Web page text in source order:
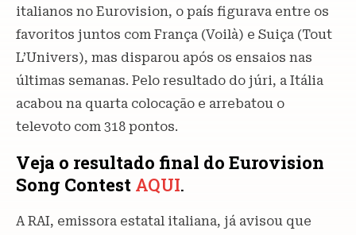
italianos no Eurovision, o país figurava entre os
favoritos juntos com França (Voilà) e Suiça (Tout
L’Univers), mas disparou após os ensaios nas
últimas semanas. Pelo resultado do júri, a Itália
acabou na quarta colocação e arrebatou o
televoto com 318 pontos.
Veja o resultado final do Eurovision
Song Contest AQUI.
A RAI, emissora estatal italiana, já avisou que